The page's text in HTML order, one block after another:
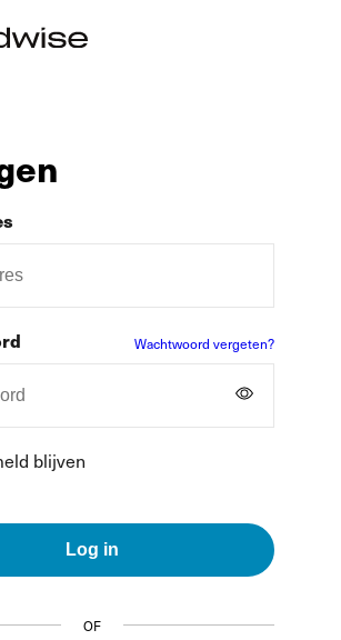
Wachtwoord vergeten?
blijven
Log in
OF